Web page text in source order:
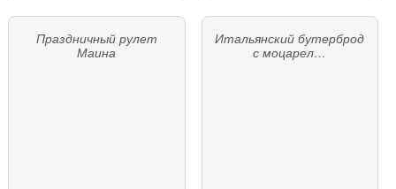
Праздничный рулет
Маина
Итальянский бутерброд
с моцарел…